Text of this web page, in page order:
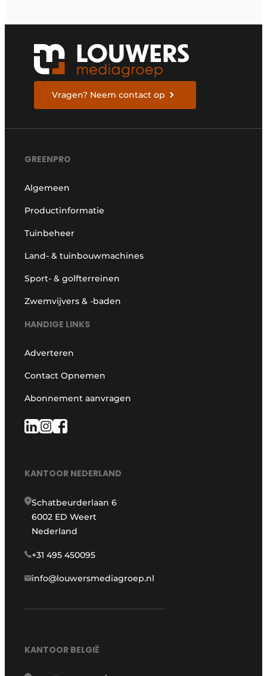
Vragen? Neem contact op
GREENPRO
Algemeen
Productinformatie
Tuinbeheer
Land- & tuinbouwmachines
Sport- & golfterreinen
Zwemvijvers & -baden
HANDIGE LINKS
Adverteren
Contact Opnemen
Abonnement aanvragen
KANTOOR NEDERLAND
Schatbeurderlaan 6
6002 ED Weert
Nederland
+31 495 450095
info@louwersmediagroep.nl
KANTOOR BELGIË